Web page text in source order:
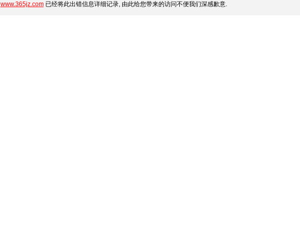
www.365jz.com已经将此出错信息详细记录, 由此给您带来的访问不便我们深感歉意.